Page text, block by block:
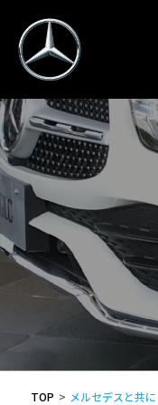
TOP メルセデスと共に